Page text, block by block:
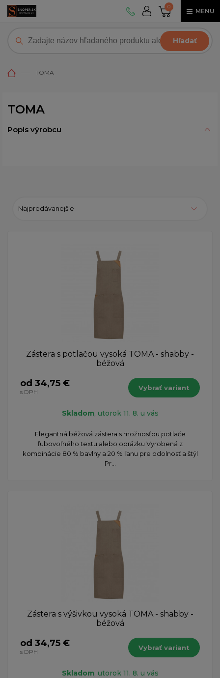
0
MENU
Hľadať
TOMA
TOMA
Popis výrobcu
Najpredávanejšie
Zástera s potlačou vysoká TOMA - shabby -
béžová
od 34,75 €
s DPH
Vybrať variant
Skladom, utorok 11. 8. u vás
Elegantná béžová zástera s možnosťou potlače
ľubovoľného textu alebo obrázku Vyrobená z
kombinácie 80 % bavlny a 20 % ľanu pre odolnosť a štýl
Pr...
Zástera s výšivkou vysoká TOMA - shabby -
béžová
od 34,75 €
s DPH
Vybrať variant
Skladom, utorok 11. 8. u vás